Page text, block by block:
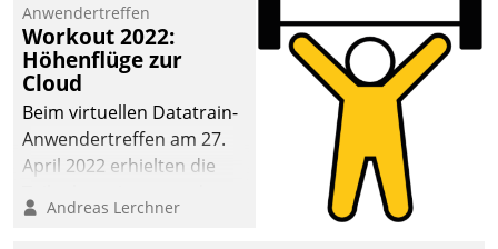
Mammutprojekte
meistern und Workloads
wuppen – bei zunehmend
anspruchsvollen
Aufgaben und
abnehmendem
Anwendertreffen
Workout 2022:
Höhenflüge zur
Cloud
Beim virtuellen Datatrain-
Anwendertreffen am 27.
April 2022 erhielten die
Teilnehmer kurzweilige
Andreas Lerchner